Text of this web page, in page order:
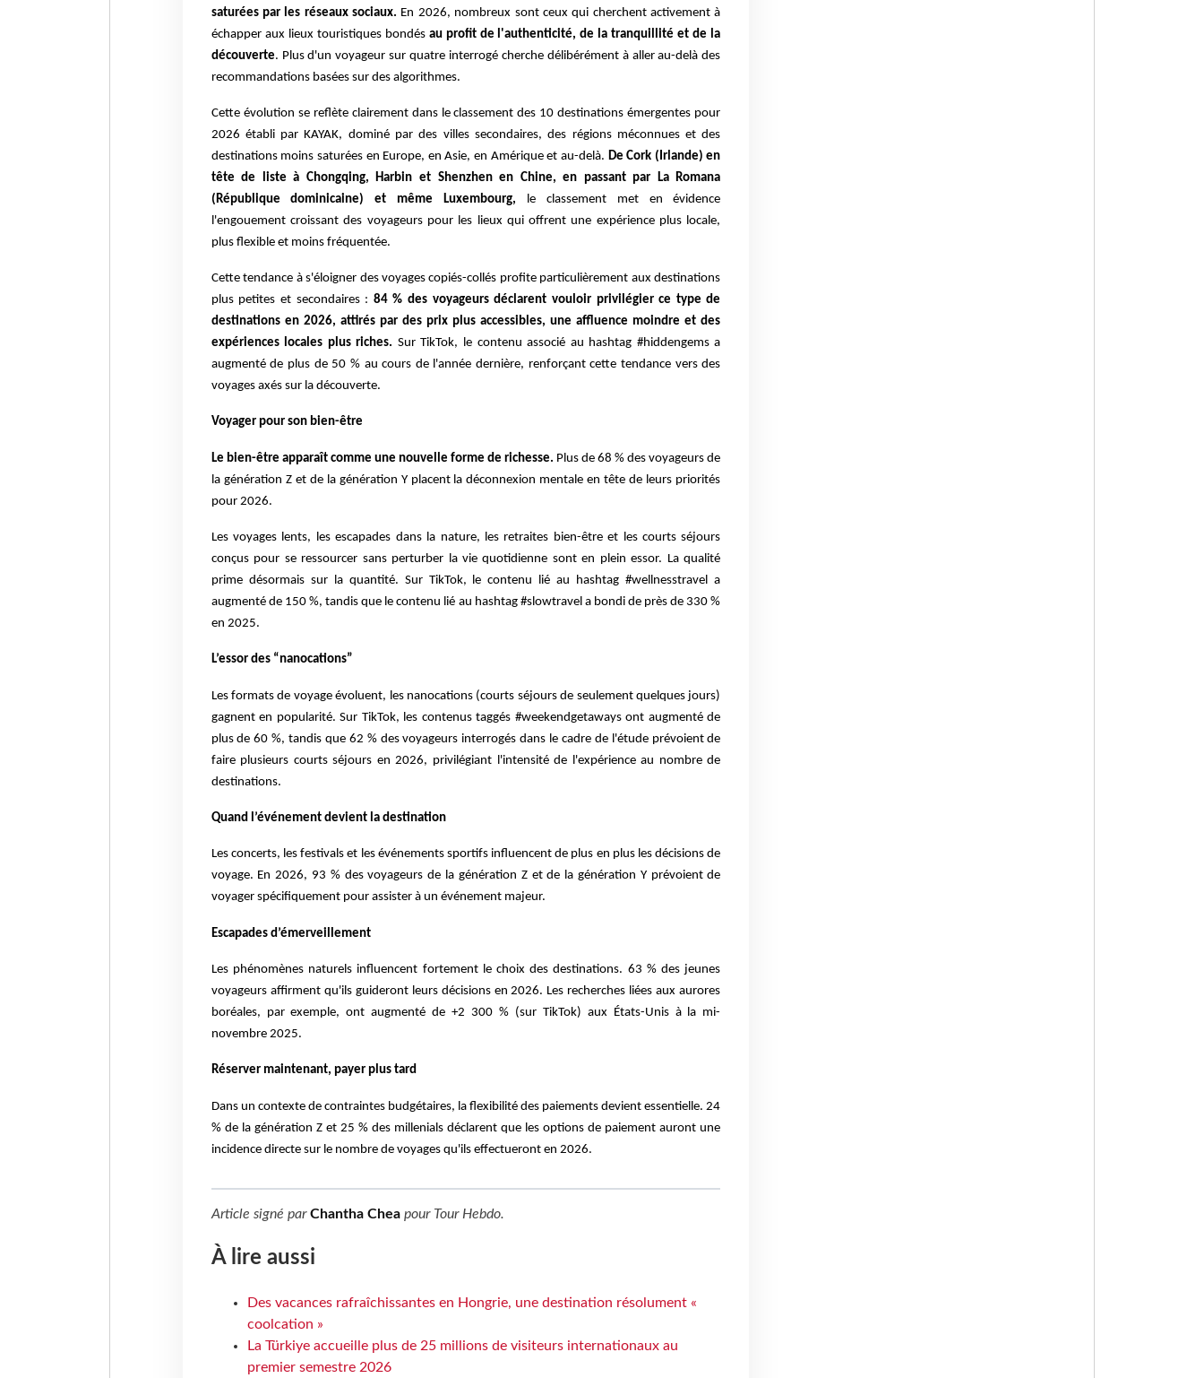
saturées par les réseaux sociaux. En 2026, nombreux sont ceux qui cherchent activement à
échapper aux lieux touristiques bondés au profit de l'authenticité, de la tranquillité et de la
découverte. Plus d'un voyageur sur quatre interrogé cherche délibérément à aller au-delà des
recommandations basées sur des algorithmes.
Cette évolution se reflète clairement dans le classement des 10 destinations émergentes pour
2026 établi par KAYAK, dominé par des villes secondaires, des régions méconnues et des
destinations moins saturées en Europe, en Asie, en Amérique et au-delà. De Cork (Irlande) en
tête de liste à Chongqing, Harbin et Shenzhen en Chine, en passant par La Romana
(République dominicaine) et même Luxembourg, le classement met en évidence
l'engouement croissant des voyageurs pour les lieux qui offrent une expérience plus locale,
plus flexible et moins fréquentée.
Cette tendance à s'éloigner des voyages copiés-collés profite particulièrement aux destinations
plus petites et secondaires : 84 % des voyageurs déclarent vouloir privilégier ce type de
destinations en 2026, attirés par des prix plus accessibles, une affluence moindre et des
expériences locales plus riches. Sur TikTok, le contenu associé au hashtag #hiddengems a
augmenté de plus de 50 % au cours de l'année dernière, renforçant cette tendance vers des
voyages axés sur la découverte.
Voyager pour son bien-être
Le bien-être apparaît comme une nouvelle forme de richesse. Plus de 68 % des voyageurs de
la génération Z et de la génération Y placent la déconnexion mentale en tête de leurs priorités
pour 2026.
Les voyages lents, les escapades dans la nature, les retraites bien-être et les courts séjours
conçus pour se ressourcer sans perturber la vie quotidienne sont en plein essor. La qualité
prime désormais sur la quantité. Sur TikTok, le contenu lié au hashtag #wellnesstravel a
augmenté de 150 %, tandis que le contenu lié au hashtag #slowtravel a bondi de près de 330 %
en 2025.
L’essor des “nanocations”
Les formats de voyage évoluent, les nanocations (courts séjours de seulement quelques jours)
gagnent en popularité. Sur TikTok, les contenus taggés #weekendgetaways ont augmenté de
plus de 60 %, tandis que 62 % des voyageurs interrogés dans le cadre de l'étude prévoient de
faire plusieurs courts séjours en 2026, privilégiant l'intensité de l'expérience au nombre de
destinations.
Quand l’événement devient la destination
Les concerts, les festivals et les événements sportifs influencent de plus en plus les décisions de
voyage. En 2026, 93 % des voyageurs de la génération Z et de la génération Y prévoient de
voyager spécifiquement pour assister à un événement majeur.
Escapades d’émerveillement
Les phénomènes naturels influencent fortement le choix des destinations. 63 % des jeunes
voyageurs affirment qu'ils guideront leurs décisions en 2026. Les recherches liées aux aurores
boréales, par exemple, ont augmenté de +2 300 % (sur TikTok) aux États-Unis à la mi-
novembre 2025.
Réserver maintenant, payer plus tard
Dans un contexte de contraintes budgétaires, la flexibilité des paiements devient essentielle. 24
% de la génération Z et 25 % des millenials déclarent que les options de paiement auront une
incidence directe sur le nombre de voyages qu'ils effectueront en 2026.
Article signé parChantha Cheapour Tour Hebdo.
À lire aussi
Des vacances rafraîchissantes en Hongrie, une destination résolument «
coolcation »
La Türkiye accueille plus de 25 millions de visiteurs internationaux au
premier semestre 2026